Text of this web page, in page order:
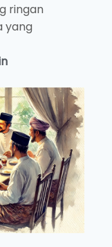
ringan
yang